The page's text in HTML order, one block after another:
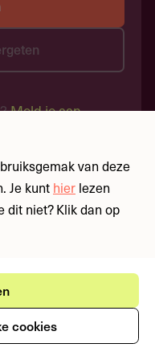
Meld je aan
van deze
Je kunt hier lezen
dit niet? Klik dan op
cookies